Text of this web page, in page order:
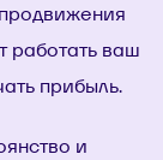
работать ваш
прибыль.
и